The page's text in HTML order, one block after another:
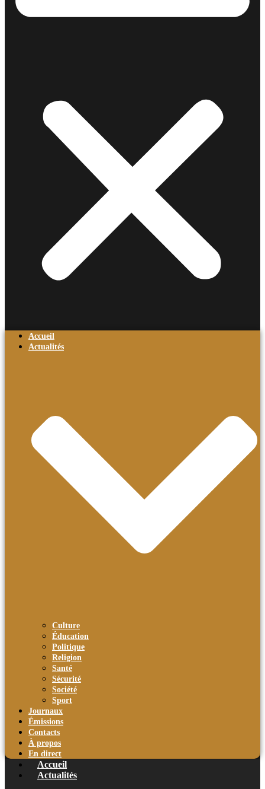
Accueil
Actualités
Culture
Éducation
Politique
Religion
Santé
Sécurité
Société
Sport
Journaux
Émissions
Contacts
À propos
En direct
Accueil
Actualités